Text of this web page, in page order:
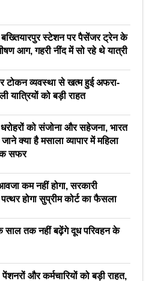
बख्तियारपुर स्टेशन पर पैसेंजर ट्रेन के
आग, गहरी नींद में सो रहे थे यात्री
टोकन व्यवस्था से खत्म हुई अफरा-
यात्रियों को बड़ी राहत
को संजोना और सहेजना, भारत
क्या है मसाला व्यापार में महिला
सफर
कम नहीं होगा, सरकारी
होगा सुप्रीम कोर्ट का फैसला
तक नहीं बढ़ेंगे दूध परिवहन के
और कर्मचारियों को बड़ी राहत,